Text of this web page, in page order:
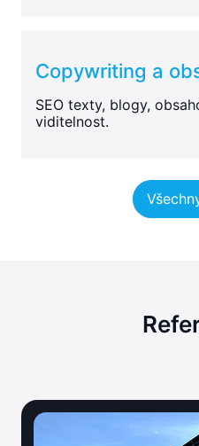
Copywriting a
SEO texty, blogy,
viditelnost.